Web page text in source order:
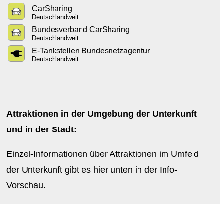
CarSharing
Deutschlandweit
Bundesverband CarSharing
Deutschlandweit
E-Tankstellen Bundesnetzagentur
Deutschlandweit
Attraktionen in der Umgebung der Unterkunft
und in der Stadt:
Einzel-Informationen über Attraktionen im Umfeld
der Unterkunft gibt es hier unten in der Info-
Vorschau.